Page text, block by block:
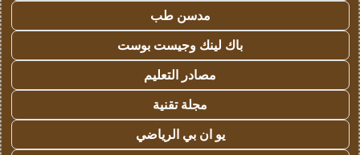
مدسن طب
باك لينك وجيست بوست
مصادر التعليم
مجلة تقنية
يو ان بي الرياضي